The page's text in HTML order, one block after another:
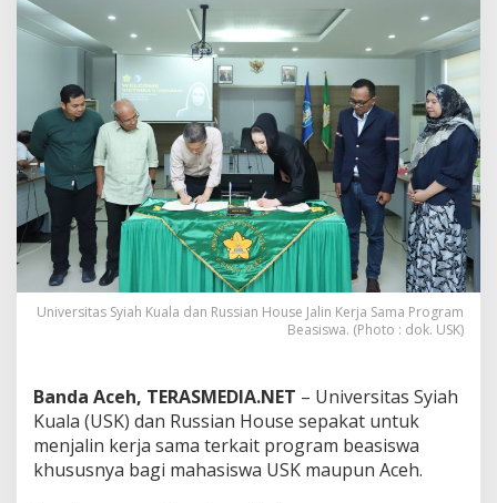
K
a
a
d
a
n
s
o
u
s
e
Universitas Syiah Kuala dan Russian House Jalin Kerja Sama Program
Beasiswa. (Photo : dok. USK)
Banda Aceh, TERASMEDIA.NET – Universitas Syiah
Kuala (USK) dan Russian House sepakat untuk
menjalin kerja sama terkait program beasiswa
khususnya bagi mahasiswa USK maupun Aceh.